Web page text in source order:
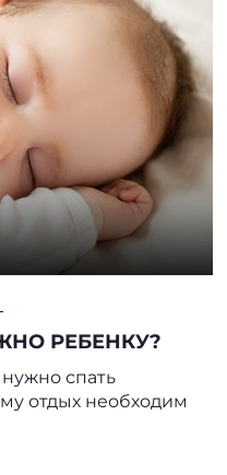
РЕБЕНКУ?
нужно спать
отдых необходим